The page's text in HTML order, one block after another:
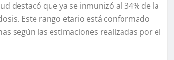
destacó que ya se inmunizó al 34% de la
Este rango etario está conformado
según las estimaciones realizadas por el